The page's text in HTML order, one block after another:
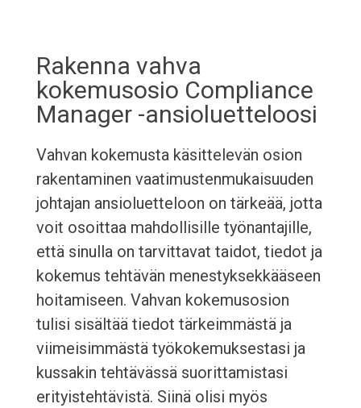
Rakenna vahva
kokemusosio Compliance
Manager -ansioluetteloosi
Vahvan kokemusta käsittelevän osion
rakentaminen vaatimustenmukaisuuden
johtajan ansioluetteloon on tärkeää, jotta
voit osoittaa mahdollisille työnantajille,
että sinulla on tarvittavat taidot, tiedot ja
kokemus tehtävän menestyksekkääseen
hoitamiseen. Vahvan kokemusosion
tulisi sisältää tiedot tärkeimmästä ja
viimeisimmästä työkokemuksestasi ja
kussakin tehtävässä suorittamistasi
erityistehtävistä. Siinä olisi myös